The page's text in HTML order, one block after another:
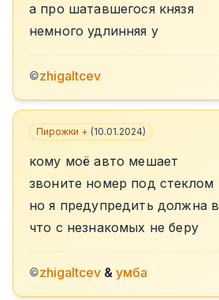
а про шатавшегося князя
немного удлинняя у
©zhigaltcev
Пирожки + (10.01.2024)
кому моё авто мешает
звоните номер под стеклом
но я предупредить должна
что с незнакомых не беру
©zhigaltcev & умба